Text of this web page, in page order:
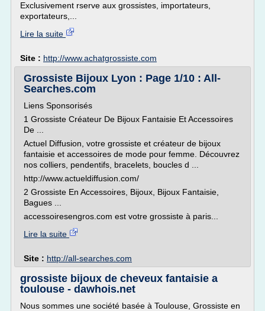
Exclusivement rserve aux grossistes, importateurs,
exportateurs,...
Lire la suite
Site : http://www.achatgrossiste.com
Grossiste Bijoux Lyon : Page 1/10 : All-
Searches.com
Liens Sponsorisés
1 Grossiste Créateur De Bijoux Fantaisie Et Accessoires
De ...
Actuel Diffusion, votre grossiste et créateur de bijoux
fantaisie et accessoires de mode pour femme. Découvrez
nos colliers, pendentifs, bracelets, boucles d ...
http://www.actueldiffusion.com/
2 Grossiste En Accessoires, Bijoux, Bijoux Fantaisie,
Bagues ...
accessoiresengros.com est votre grossiste à paris...
Lire la suite
Site : http://all-searches.com
grossiste bijoux de cheveux fantaisie a
toulouse - dawhois.net
Nous sommes une société basée à Toulouse, Grossiste en